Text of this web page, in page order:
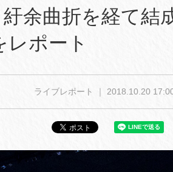
余曲折を経て結
レポート
ライブレポート ｜ 2018.10.20